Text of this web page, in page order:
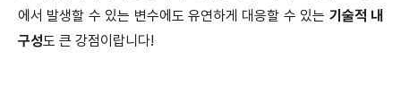
에서 발생할 수 있는 변수에도 유연하게 대응할 수 있는 기술적 내
구성도 큰 강점이랍니다!